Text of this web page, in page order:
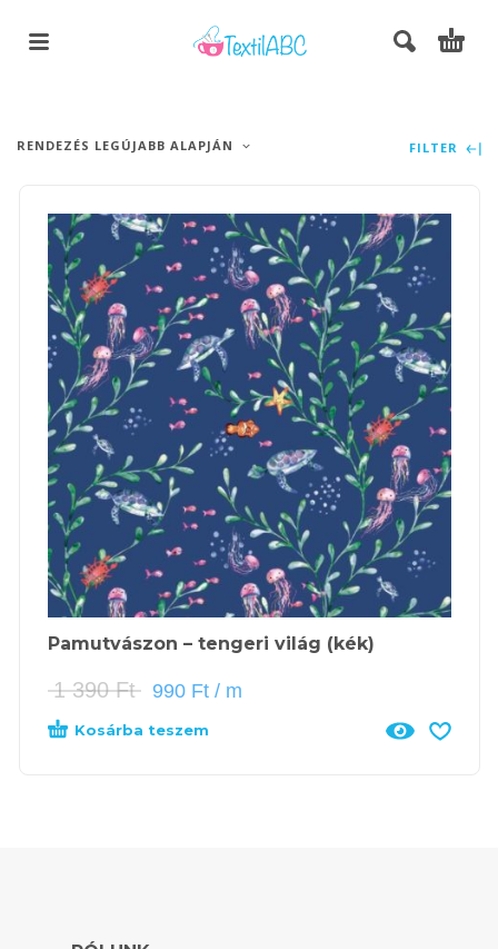
RENDEZÉS LEGÚJABB ALAPJÁN FILTER
Pamutvászon – tengeri világ (kék)
1 390Ft 990 Ft / m
Kosárba teszem